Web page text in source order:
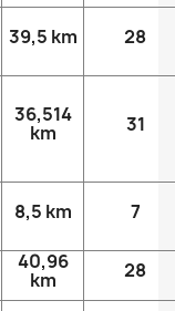
39,5 km 28
36,514
km 31
8,5 km 7
40,96
km
28